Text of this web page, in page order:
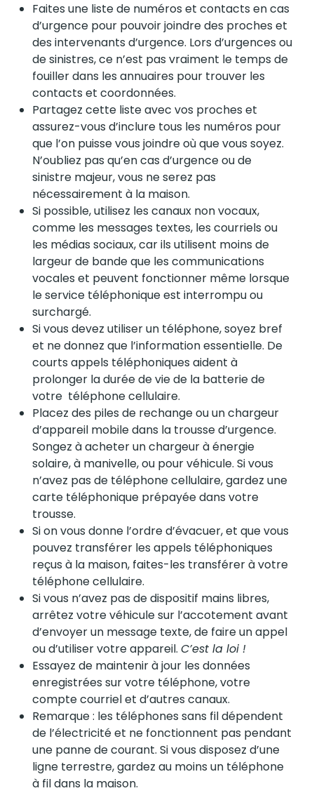
Faites une liste de numéros et contacts en cas
d’urgence pour pouvoir joindre des proches et
des intervenants d’urgence. Lors d’urgences ou
de sinistres, ce n’est pas vraiment le temps de
fouiller dans les annuaires pour trouver les
contacts et coordonnées.
Partagez cette liste avec vos proches et
assurez-vous d’inclure tous les numéros pour
que l’on puisse vous joindre où que vous soyez.
N’oubliez pas qu’en cas d’urgence ou de
sinistre majeur, vous ne serez pas
nécessairement à la maison.
Si possible, utilisez les canaux non vocaux,
comme les messages textes, les courriels ou
les médias sociaux, car ils utilisent moins de
largeur de bande que les communications
vocales et peuvent fonctionner même lorsque
le service téléphonique est interrompu ou
surchargé.
Si vous devez utiliser un téléphone, soyez bref
et ne donnez que l’information essentielle. De
courts appels téléphoniques aident à
prolonger la durée de vie de la batterie de
votre téléphone cellulaire.
Placez des piles de rechange ou un chargeur
d’appareil mobile dans la trousse d’urgence.
Songez à acheter un chargeur à énergie
solaire, à manivelle, ou pour véhicule. Si vous
n’avez pas de téléphone cellulaire, gardez une
carte téléphonique prépayée dans votre
trousse.
Si on vous donne l’ordre d’évacuer, et que vous
pouvez transférer les appels téléphoniques
reçus à la maison, faites-les transférer à votre
téléphone cellulaire.
Si vous n’avez pas de dispositif mains libres,
arrêtez votre véhicule sur l’accotement avant
d’envoyer un message texte, de faire un appel
ou d’utiliser votre appareil. C’est la loi !
Essayez de maintenir à jour les données
enregistrées sur votre téléphone, votre
compte courriel et d’autres canaux.
Remarque : les téléphones sans fil dépendent
de l’électricité et ne fonctionnent pas pendant
une panne de courant. Si vous disposez d’une
ligne terrestre, gardez au moins un téléphone
à fil dans la maison.